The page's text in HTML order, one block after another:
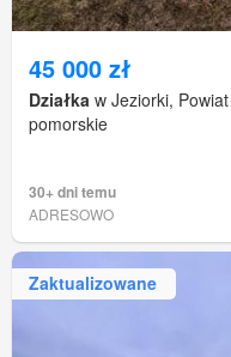
45 000 zł
Działka w Jeziorki,
pomorskie
30+ dni temu
ADRESOWO
Zaktualizowane